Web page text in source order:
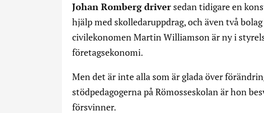
Johan Romberg driver sedan tidigare en
hjälp med skolledaruppdrag, och även två
civilekonomen Martin Williamson är ny i
företagsekonomi.
Men det är inte alla som är glada över
stödpedagogerna på Römosseskolan är hon
försvinner.